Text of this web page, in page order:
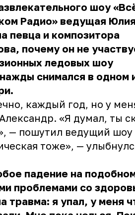
шоу
Радио» ведущая
певца и композитора
почему он не
ледовых шоу
снимался в одном
каждый год, но у
«Я думал, ты
— пошутил ведущий
тоже», —
падение на
проблемами со
травма: я упал, у меня